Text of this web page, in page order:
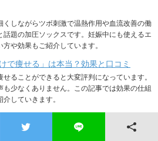
くしながらツボ刺激で温熱作用や血流改善の働
話題の加圧ソックスです。妊娠中にも使えるエ
や効果もご紹介しています。
で痩せる」は本当？効果と口コミ
ることができると大変評判になっています。
も少なくありません。この記事では効果の仕組
していきます。
だけで下半身のむくみケアができると大変話題